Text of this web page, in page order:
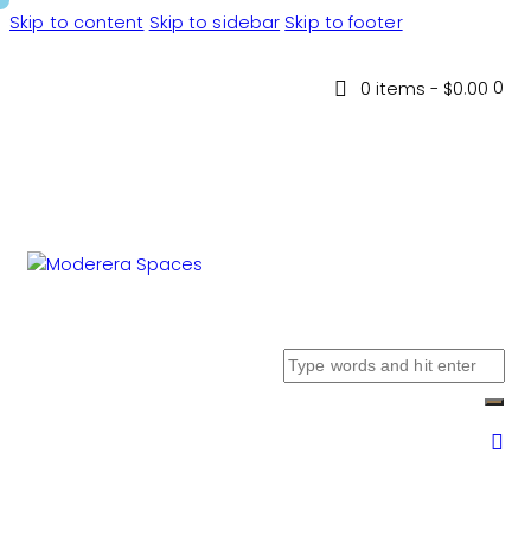
Skip to content Skip to sidebar Skip to footer
0 items - $0.00 0